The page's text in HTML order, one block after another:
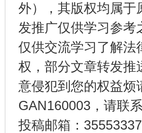
外），其版权均属于
发推广仅供学习参考
仅供交流学习了解法
权，部分文章转发推
意侵犯到您的权益烦
GAN160003，请联
投稿邮箱：千年窑火 生生不息